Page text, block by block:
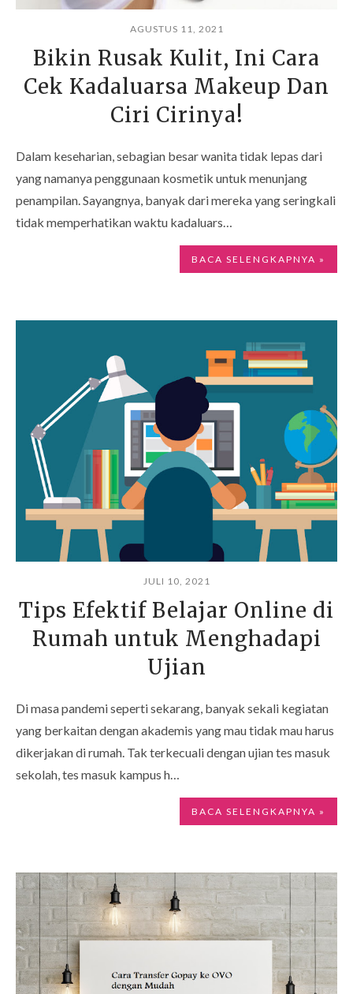
AGUSTUS 11, 2021
Bikin Rusak Kulit, Ini Cara
Cek Kadaluarsa Makeup Dan
Ciri Cirinya!
Dalam keseharian, sebagian besar wanita tidak lepas dari
yang namanya penggunaan kosmetik untuk menunjang
penampilan. Sayangnya, banyak dari mereka yang seringkali
tidak memperhatikan waktu kadaluars…
BACA SELENGKAPNYA »
JULI 10, 2021
Tips Efektif Belajar Online di
Rumah untuk Menghadapi
Ujian
Di masa pandemi seperti sekarang, banyak sekali kegiatan
yang berkaitan dengan akademis yang mau tidak mau harus
dikerjakan di rumah. Tak terkecuali dengan ujian tes masuk
sekolah, tes masuk kampus h…
BACA SELENGKAPNYA »